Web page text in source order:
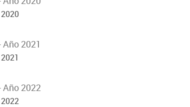
2021
Año 2022